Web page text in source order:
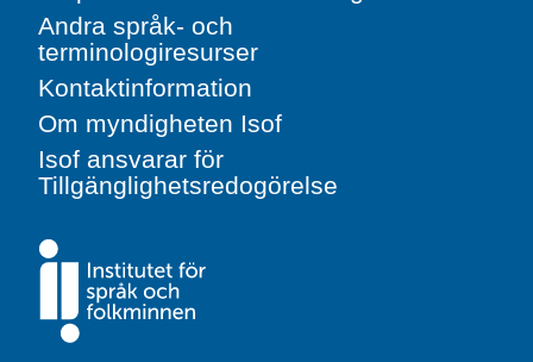
Andra språk- och
terminologiresurser
Kontaktinformation
Om myndigheten Isof
Isof ansvarar för
Tillgänglighetsredogörelse